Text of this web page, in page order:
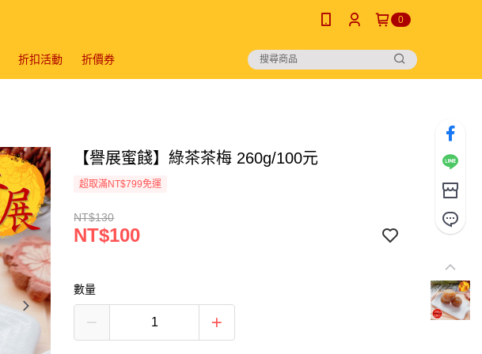
0
折扣活動 折價券
【譽展蜜餞】綠茶茶梅 260g/100元
超取滿NT$799免運
NT$130
NT$100
數量